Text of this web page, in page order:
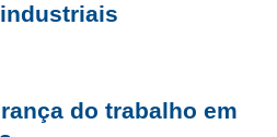
do trabalho em